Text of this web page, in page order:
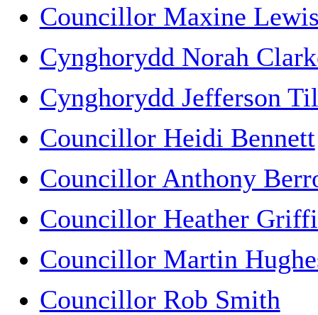
Councillor Maxine
Cynghorydd Norah
Cynghorydd Jefferson
Councillor Heidi Bennett
Councillor Anthony
Councillor Heather
Councillor Martin
Councillor Rob Smith